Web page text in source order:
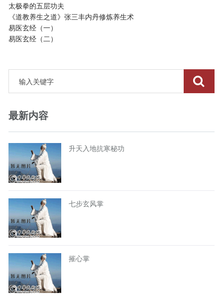
太极拳的五层功夫
《道教养生之道》张三丰内丹修炼养生术
易医玄经（一）
易医玄经（二）
最新内容
升天入地抗寒秘功
七步玄风掌
摧心掌